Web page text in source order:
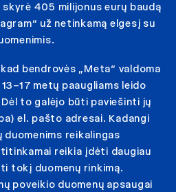
405 milijonus eurų baudą
už netinkamą elgesį su
bendrovės „Meta“ valdoma
metų paaugliams leido
to galėjo būti paviešinti jų
el. pašto adresai. Kadangi
reikalingas
reikia įdėti daugiau
tokį duomenų rinkimą.
poveikio duomenų apsaugai